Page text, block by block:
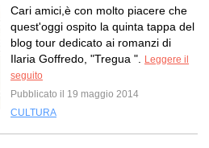
Cari amici,è con molto piacere che
quest'oggi ospito la quinta tappa del
blog tour dedicato ai romanzi di
Ilaria Goffredo, "Tregua ".
Leggere il
seguito
Pubblicato il 19 maggio 2014
CULTURA